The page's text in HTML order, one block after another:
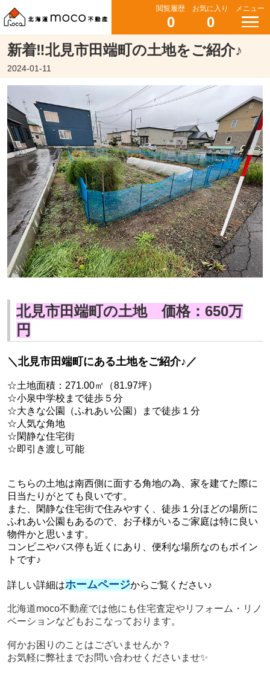
閲覧履歴
0
お気に入り
0
メニュー
新着‼北見市田端町の土地をご紹介♪
2024-01-11
北見市田端町の土地 価格：650万
円
＼北見市田端町にある土地をご紹介♪／
☆土地面積：271.00㎡（81.97坪）
☆小泉中学校まで徒歩５分
☆大きな公園（ふれあい公園）まで徒歩１分
☆人気な角地
☆閑静な住宅街
☆即引き渡し可能
こちらの土地は南西側に面する角地の為、家を建てた際に
日当たりがとても良いです。
また、閑静な住宅街で住みやすく、徒歩１分ほどの場所に
ふれあい公園もあるので、お子様がいるご家庭は特に良い
物件かと思います。
コンビニやバス停も近くにあり、便利な場所なのもポイン
トです♪
詳しい詳細はホームページからご覧ください♪
北海道moco不動産では他にも住宅査定やリフォーム・リノ
ベーションなどもおこなっております。
何かお困りのことはございませんか？
お気軽に弊社までお問い合わせくださいませ✨